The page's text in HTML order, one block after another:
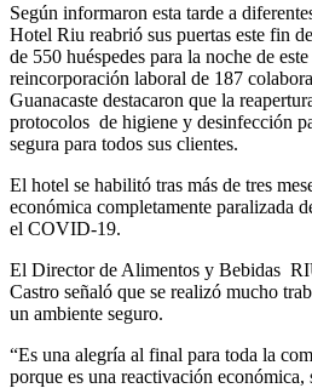
Según informaron esta tarde a
Hotel Riu reabrió sus puertas este fin
de 550 huéspedes para la noche de
reincorporación laboral de 187
Guanacaste destacaron que la
protocolos de higiene y desinfección
segura para todos sus clientes.
El hotel se habilitó tras más de tres
económica completamente paralizada
el COVID-19.
El Director de Alimentos y Bebidas
Castro señaló que se realizó mucho
un ambiente seguro.
“Es una alegría al final para toda la
porque es una reactivación